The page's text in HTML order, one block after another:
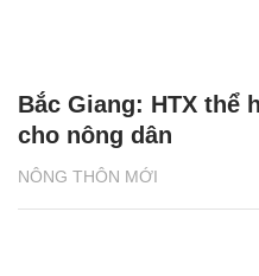
NÔNG THÔN MỚI
Bắc Giang: HTX thể
cho nông dân